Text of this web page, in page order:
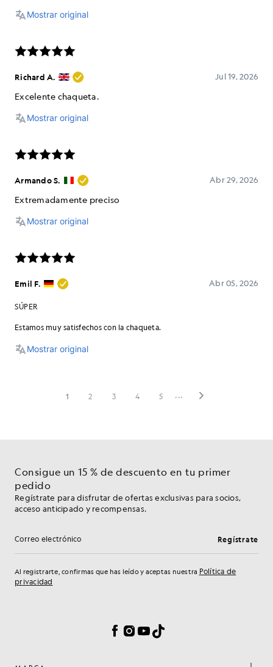
Consigue un 15 % de descuento en tu primer
pedido
Regístrate para disfrutar de ofertas exclusivas para socios,
acceso anticipado y recompensas.
Dirección de correo electrónico Regístrate
Al registrarte, confirmas que has leído y aceptas nuestra Política de
privacidad
Facebook
Instagram
YouTube
TikTok